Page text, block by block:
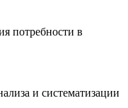
потребности в
и систематизации